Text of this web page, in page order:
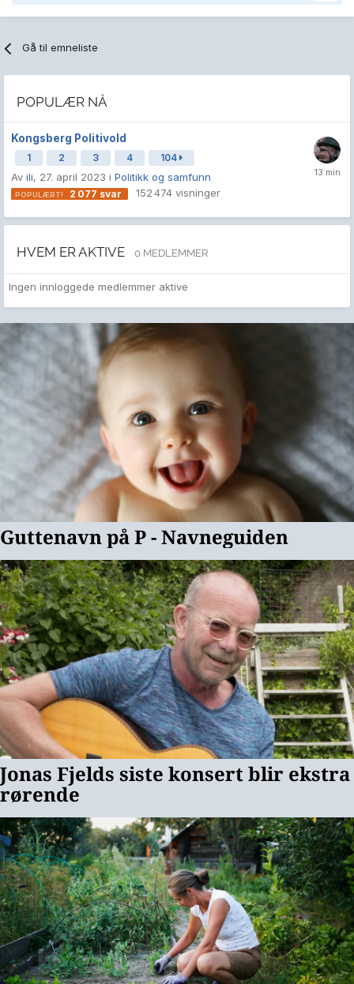
Gå til emneliste
POPULÆR NÅ
Kongsberg Politivold
1 2 3 4 104
Av ili, 27. april 2023 i Politikk og samfunn
2 077 svar 152 474 visninger
HVEM ER AKTIVE 0 MEDLEMMER
Ingen innloggede medlemmer aktive